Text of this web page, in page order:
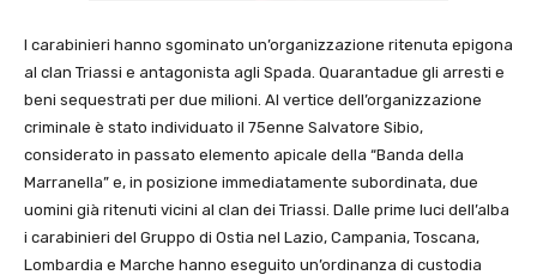
I carabinieri hanno sgominato un’organizzazione ritenuta epigona
al clan Triassi e antagonista agli Spada. Quarantadue gli arresti e
beni sequestrati per due milioni. Al vertice dell’organizzazione
criminale è stato individuato il 75enne Salvatore Sibio,
considerato in passato elemento apicale della “Banda della
Marranella” e, in posizione immediatamente subordinata, due
uomini già ritenuti vicini al clan dei Triassi. Dalle prime luci dell’alba
i carabinieri del Gruppo di Ostia nel Lazio, Campania, Toscana,
Lombardia e Marche hanno eseguito un’ordinanza di custodia